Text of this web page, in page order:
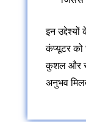
इन
कंप्यूटर
कुशल और
अनुभव